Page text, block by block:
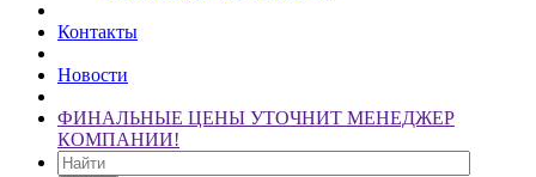
Контакты
Новости
ФИНАЛЬНЫЕ ЦЕНЫ УТОЧНИТ МЕНЕДЖЕР
КОМПАНИИ!